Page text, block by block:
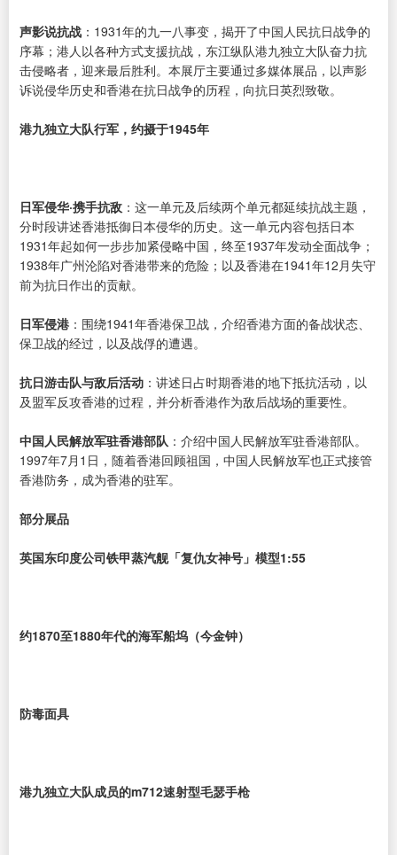
声影说抗战 ：1931年的九一八事变，揭开了中国人民抗日战争的
序幕；港人以各种方式支援抗战，东江纵队港九独立大队奋力抗
击侵略者，迎来最后胜利。本展厅主要通过多媒体展品，以声影
诉说侵华历史和香港在抗日战争的历程，向抗日英烈致敬。
港九独立大队行军，约摄于1945年
日军侵华·携手抗敌 ：这一单元及后续两个单元都延续抗战主题，
分时段讲述香港抵御日本侵华的历史。这一单元内容包括日本
1931年起如何一步步加紧侵略中国，终至1937年发动全面战争；
1938年广州沦陷对香港带来的危险；以及香港在1941年12月失守
前为抗日作出的贡献。
日军侵港 ：围绕1941年香港保卫战，介绍香港方面的备战状态、
保卫战的经过，以及战俘的遭遇。
抗日游击队与敌后活动 ：讲述日占时期香港的地下抵抗活动，以
及盟军反攻香港的过程，并分析香港作为敌后战场的重要性。
中国人民解放军驻香港部队 ：介绍中国人民解放军驻香港部队。
1997年7月1日，随着香港回顾祖国，中国人民解放军也正式接管
香港防务，成为香港的驻军。
部分展品
英国东印度公司铁甲蒸汽舰「复仇女神号」模型1:55
约1870至1880年代的海军船坞（今金钟）
防毒面具
港九独立大队成员的m712速射型毛瑟手枪